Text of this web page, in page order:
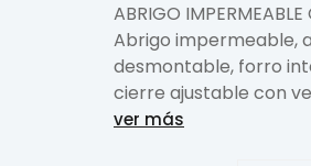
ABRIGO
Abrigo impermeable,
desmontable, forro
cierre ajustable con
ver más